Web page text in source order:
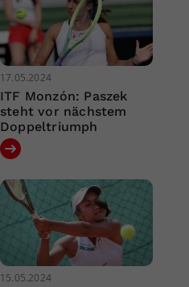
17.05.2024
ITF Monzón: Paszek
steht vor nächstem
Doppeltriumph
15.05.2024